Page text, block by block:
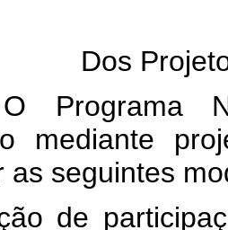
Dos
Programa
mediante
as seguintes
de